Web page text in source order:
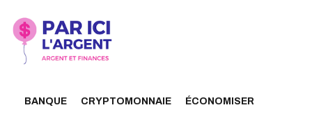
BANQUE CRYPTOMONNAIE ÉCONOMISER